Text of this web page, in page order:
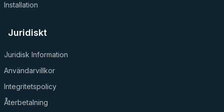
Installation
Juridiskt
Juridisk Information
Användarvillkor
Integritetspolicy
Återbetalning